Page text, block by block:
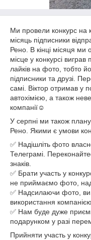
Ми провели конкурс на
місяць підписники
Рено. В кінці місяця
місце у конкурсі виграв
лайків на фото, тобто
підписники та друзі.
самі. Віктор отримав у
автохімією, а також
компанії☺️
У серпні ми також
Рено. Якими є умови
✅ Надішліть фото
Телеграмі.
знаків.
✅ Брати участь у
не приймаємо фото,
✅ Надсилаючи фото, ви
використання
✅ Нам буде дуже
подарунком у разі
Прийняти участь у